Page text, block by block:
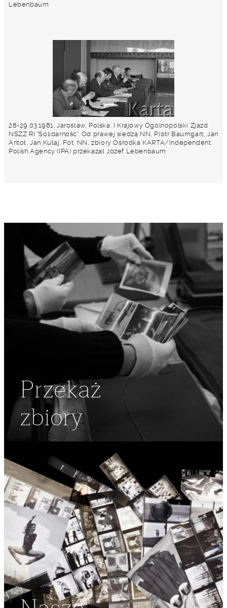
Lebenbaum
28-29.03.1981, Jarosław, Polska. I Krajowy Ogólnopolski Zjazd
NSZZ RI "Solidarność". Od prawej siedzą NN, Piotr Baumgart, Jan
Antoł, Jan Kułaj. Fot. NN, zbiory Ośrodka KARTA/Independent
Polish Agency (IPA) przekazał Józef Lebenbaum
Przekaż
zbiory